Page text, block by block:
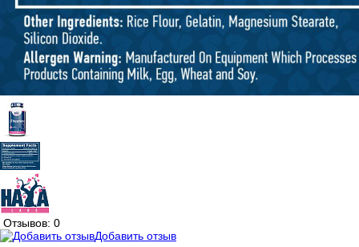
Отзывов: 0
Добавить отзыв